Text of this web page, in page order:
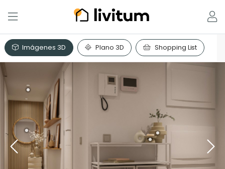
Imágenes 3D Plano 3D Shopping List